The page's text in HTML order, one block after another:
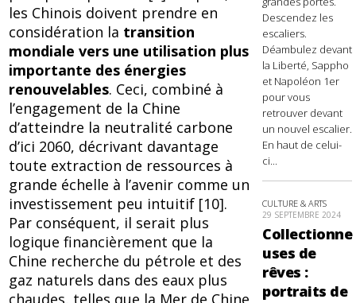
les Chinois doivent prendre en
considération la transition
mondiale vers une utilisation plus
importante des énergies
renouvelables. Ceci, combiné à
l’engagement de la Chine
d’atteindre la neutralité carbone
d’ici 2060, décrivant davantage
toute extraction de ressources à
grande échelle à l’avenir comme un
investissement peu intuitif [10].
Par conséquent, il serait plus
logique financièrement que la
Chine recherche du pétrole et des
gaz naturels dans des eaux plus
chaudes, telles que la Mer de Chine
Descendez les
escaliers.
Déambulez devant
la Liberté, Sappho
et Napoléon 1er
pour vous
retrouver devant
un nouvel escalier.
En haut de celui-
ci...
CULTURE & ARTS
29 SEPTEMBRE 2024
Collectionne
uses de
rêves :
portraits de